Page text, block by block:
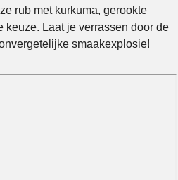
rub met kurkuma, gerookte
keuze. Laat je verrassen door de
smaakexplosie!